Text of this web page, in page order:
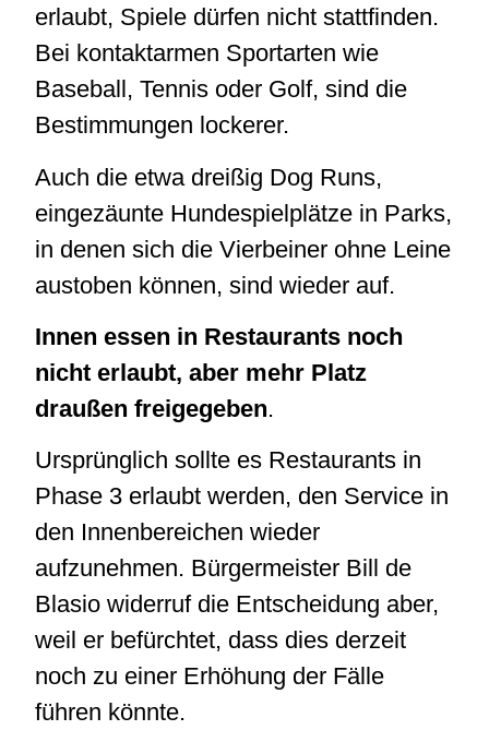
erlaubt, Spiele dürfen nicht stattfinden.
Bei kontaktarmen Sportarten wie
Baseball, Tennis oder Golf, sind die
Bestimmungen lockerer.
Auch die etwa dreißig Dog Runs,
eingezäunte Hundespielplätze in Parks,
in denen sich die Vierbeiner ohne Leine
austoben können, sind wieder auf.
Innen essen in Restaurants noch
nicht erlaubt, aber mehr Platz
draußen freigegeben.
Ursprünglich sollte es Restaurants in
Phase 3 erlaubt werden, den Service in
den Innenbereichen wieder
aufzunehmen. Bürgermeister Bill de
Blasio widerruf die Entscheidung aber,
weil er befürchtet, dass dies derzeit
noch zu einer Erhöhung der Fälle
führen könnte.